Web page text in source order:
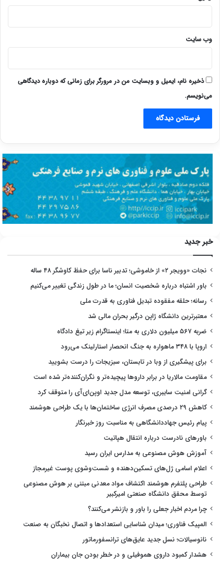
وب‌ سایت
ذخیره نام، ایمیل و وبسایت من در مرورگر برای زمانی که دوباره دیدگاهی
می‌نویسم.
خبر جدید
نجات «وویجر ۲» از خاموشی؛ تدبیر ناسا برای حفظ کاوشگر ۴۸ ساله
باور اشتباه درباره شخصیت انسان؛ ما در طول زندگی تغییر می‌کنیم
رسانه؛ حلقه مفقوده تبدیل فناوری به قدرت ملی
معتبرترین دانشگاه ژاپن درگیر بحران مالی شد
ضربه ۵۶۷ میلیون دلاری به متا؛ اینستاگرام زیر تیغ دادگاه
اروپا با ۳۴۸ ماهواره به جنگ انحصار استارلینک می‌رود
برای پیشگیری از وبا در تابستان، سبزیجات را درست بشویید
مقاومت مالاریا در برابر داروها پیچیده‌تر و نگران‌کننده‌تر شده است
گرانی امنیت سایبری، توسعه مدل جدید اوپن‌ای‌آی را متوقف کرد
کاهش ۲۹ درصدی مصرف انرژی ساختمان‌ها با یک طراحی هوشمند
پیام رئیس جهاددانشگاهی به مناسبت روز خبرنگار
باورهای نادرست درباره انتقال هپاتیت
آموزش هوش مصنوعی به مدارس ایران رسید
اعلام اسامی ژل‌های تسکین‌دهنده و شست‌وشوی پوست غیرمجاز
طراحی پلتفرم هوشمند اکتشاف مواد معدنی مبتنی بر هوش مصنوعی
توسط محقق دانشگاه صنعتی امیرکبیر
چرا مردم اخبار جعلی را باور و بازنشر می‌کنند؟
المپیک فناوری؛ میدان شناسایی استعدادها و اتصال نخبگان به صنعت
نانوسیالات؛ نسل جدید عایق‌های ترانسفورماتور
هشدار کمبود داروی هموفیلی و در خطر بودن جان بیماران